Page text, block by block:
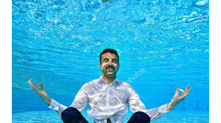
WAHANA
TRAVEL
WAHANA
TV
WAHANANEWS
ID